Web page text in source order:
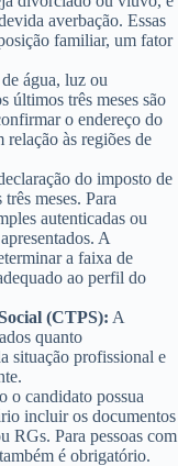
averbação. Essas
familiar, um fator
água, luz ou
últimos três meses são
o endereço do
às regiões de
do imposto de
meses. Para
autenticadas ou
A
a faixa de
ao perfil do
(CTPS): A
quanto
situação profissional e
o candidato possua
incluir os documentos
RGs. Para pessoas com
é obrigatório.